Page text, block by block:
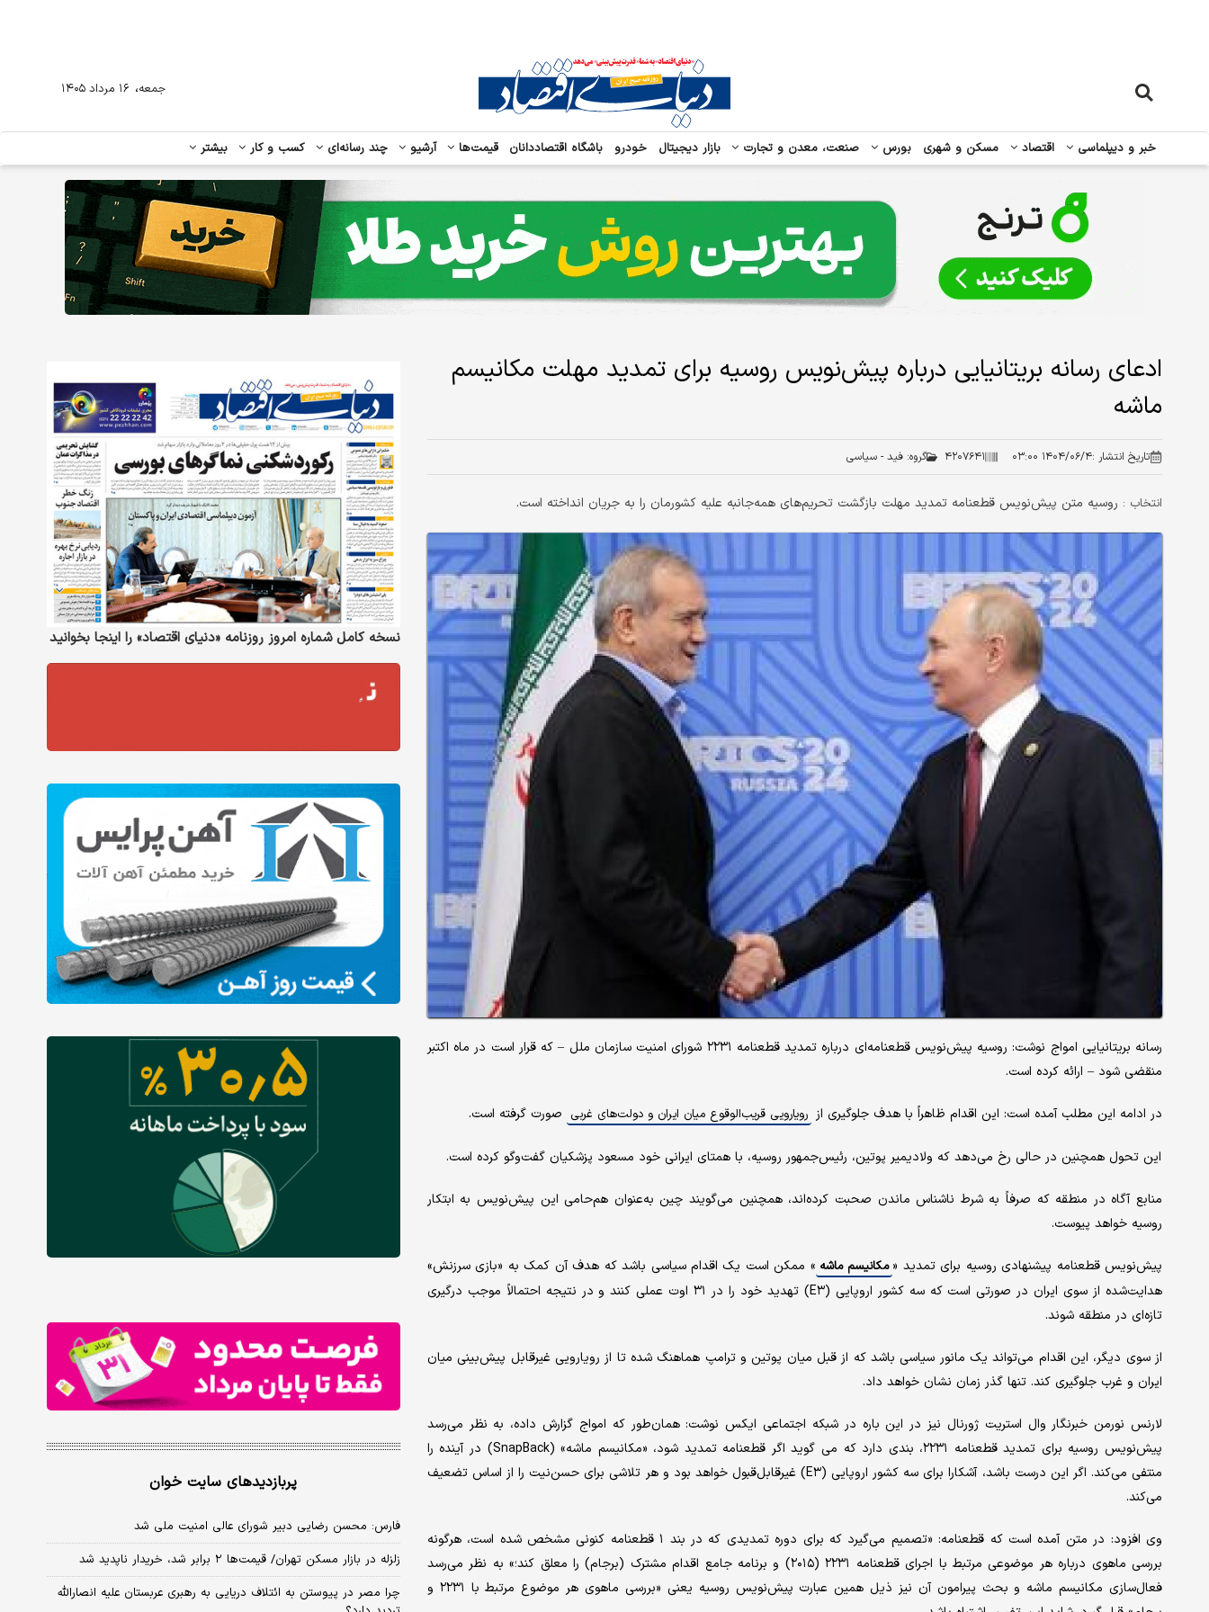
خبر و دیپلماسی اقتصاد مسکن و شهری بورس صنعت، معدن و تجارت بازار دیجیتال خودرو باشگاه اقتصاددانان قیمت‌ها آرشیو چند رسانه‌ای کسب و کار بیشتر
جمعه، ۱۶ مرداد ۱۴۰۵
ادعای رسانه بریتانیایی درباره پیش‌نویس روسیه برای تمدید مهلت مکانیسم
ماشه
تاریخ انتشار :۱۴۰۴/۰۶/۴ ۰۳:۰۰ ۴۲۰۷۶۴۱ گروه: فید - سیاسی
انتخاب : روسیه متن پیش‌نویس قطعنامه تمدید مهلت بازگشت تحریم‌های همه‌جانبه علیه کشورمان را به جریان انداخته است.
رسانه بریتانیایی امواج نوشت: روسیه پیش‌نویس قطعنامه‌ای درباره تمدید قطعنامه ۲۲۳۱ شورای امنیت سازمان ملل – که قرار است در ماه اکتبر
منقضی شود – ارائه کرده است.
در ادامه این مطلب آمده است: این اقدام ظاهراً با هدف جلوگیری از رویارویی قریب‌الوقوع میان ایران و دولت‌های غربی صورت گرفته است.
این تحول همچنین در حالی رخ می‌دهد که ولادیمیر پوتین، رئیس‌جمهور روسیه، با همتای ایرانی خود مسعود پزشکیان گفت‌وگو کرده است.
منابع آگاه در منطقه که صرفاً به شرط ناشناس ماندن صحبت کرده‌اند، همچنین می‌گویند چین به‌عنوان هم‌حامی این پیش‌نویس به ابتکار
روسیه خواهد پیوست.
پیش‌نویس قطعنامه پیشنهادی روسیه برای تمدید « مکانیسم ماشه » ممکن است یک اقدام سیاسی باشد که هدف آن کمک به «بازی سرزنش»
هدایت‌شده از سوی ایران در صورتی است که سه کشور اروپایی (E۳) تهدید خود را در ۳۱ اوت عملی کنند و در نتیجه احتمالاً موجب درگیری
تازه‌ای در منطقه شوند.
از سوی دیگر، این اقدام می‌تواند یک مانور سیاسی باشد که از قبل میان پوتین و ترامپ هماهنگ شده تا از رویارویی غیرقابل پیش‌بینی میان
ایران و غرب جلوگیری کند. تنها گذر زمان نشان خواهد داد.
لارنس نورمن خبرنگار وال استریت ژورنال نیز در این باره در شبکه اجتماعی ایکس نوشت: همان‌طور که امواج گزارش داده، به نظر می‌رسد
پیش‌نویس روسیه برای تمدید قطعنامه ۲۲۳۱، بندی دارد که می گوید اگر قطعنامه تمدید شود، «مکانیسم ماشه» (SnapBack) در آینده را
منتفی می‌کند. اگر این درست باشد، آشکارا برای سه کشور اروپایی (E۳) غیرقابل‌قبول خواهد بود و هر تلاشی برای حسن‌نیت را از اساس تضعیف
می‌کند.
وی افزود: در متن آمده است که قطعنامه: «تصمیم می‌گیرد که برای دوره تمدیدی که در بند ۱ قطعنامه کنونی مشخص شده است، هرگونه
بررسی ماهوی درباره هر موضوعی مرتبط با اجرای قطعنامه ۲۲۳۱ (۲۰۱۵) و برنامه جامع اقدام مشترک (برجام) را معلق کند؛» به نظر می‌رسد
فعال‌سازی مکانیسم ماشه و بحث پیرامون آن نیز ذیل همین عبارت پیش‌نویس روسیه یعنی «بررسی ماهوی هر موضوع مرتبط با ۲۲۳۱ و
نسخه کامل شماره امروز روزنامه «دنیای‌ اقتصاد» را اینجا بخوانید
پربازدیدهای سایت خوان
فارس: محسن رضایی دبیر شورای عالی امنیت ملی شد
زلزله در بازار مسکن تهران/ قیمت‌ها ۲ برابر شد، خریدار ناپدید شد
چرا مصر در پیوستن به ائتلاف دریایی به رهبری عربستان علیه انصارالله